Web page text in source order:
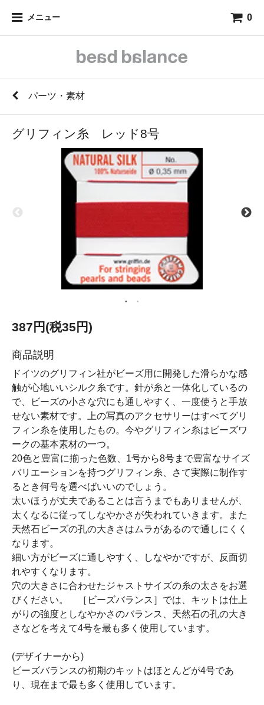
メニュー 0
パーツ・素材
グリフィン糸 レッド8号
387円(税35円)
商品説明
ドイツのグリフィン社がビーズ用に開発した滑らかな感
触が心地いいシルク糸です。針が糸と一体化しているの
で、ビーズの小さな穴にも通しやすく、一度使うと手放
せない素材です。上の写真のアクセサリーはすべてグリ
フィン糸を使用したもの。今やグリフィン糸はビーズワ
ークの基本素材の一つ。
20色と豊富に揃った色数、1号から8号まで豊富なサイズ
バリエーションを持つグリフィン糸、さて実際に制作す
るとき何号を選べばいいのでしょう。
太いほうが丈夫であることは言うまでもありませんが、
太くなるに従ってしなやかさが失われていきます。また
天然石ビーズの孔の大きさはムラがあるので通しにくく
なります。
細い方がビーズに通しやすく、しなやかですが、反面切
れやすくなります。
穴の大きさに合わせたジャストサイズの糸の太さをお選
びください。 ［ビーズバランス］では、キットは仕上
がりの強度としなやかさのバランス、天然石の孔の大き
さなどを考えて4号を最も多く使用しています。
(デザイナーから)
ビーズバランスの初期のキットはほとんどが4号であ
り、現在まで最も多く使用しています。